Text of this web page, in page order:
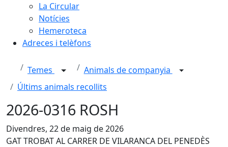
La Circular
Notícies
Hemeroteca
Adreces i telèfons
Temes
Animals de companyia
Últims animals recollits
2026-0316 ROSH
Divendres, 22 de maig de 2026
GAT TROBAT AL CARRER DE VILARANCA DEL PENEDÈS